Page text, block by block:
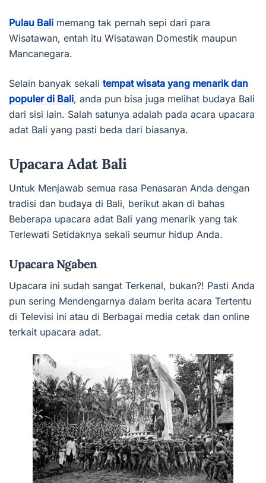
Pulau Bali memang tak pernah sepi dari para
Wisatawan, entah itu Wisatawan Domestik maupun
Mancanegara.
Selain banyak sekali tempat wisata yang menarik dan
populer di Bali, anda pun bisa juga melihat budaya Bali
dari sisi lain. Salah satunya adalah pada acara upacara
adat Bali yang pasti beda dari biasanya.
Upacara Adat Bali
Untuk Menjawab semua rasa Penasaran Anda dengan
tradisi dan budaya di Bali, berikut akan di bahas
Beberapa upacara adat Bali yang menarik yang tak
Terlewati Setidaknya sekali seumur hidup Anda.
Upacara Ngaben
Upacara ini sudah sangat Terkenal, bukan?! Pasti Anda
pun sering Mendengarnya dalam berita acara Tertentu
di Televisi ini atau di Berbagai media cetak dan online
terkait upacara adat.